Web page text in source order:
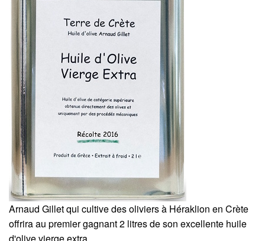
Arnaud Gillet qui cultive des oliviers à Héraklion en Crète
offrira au premier gagnant 2 litres de son excellente huile